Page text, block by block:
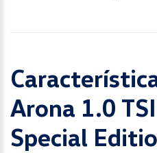
Arona 1.0
Special